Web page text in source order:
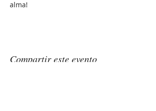
alma!
Compartir este evento